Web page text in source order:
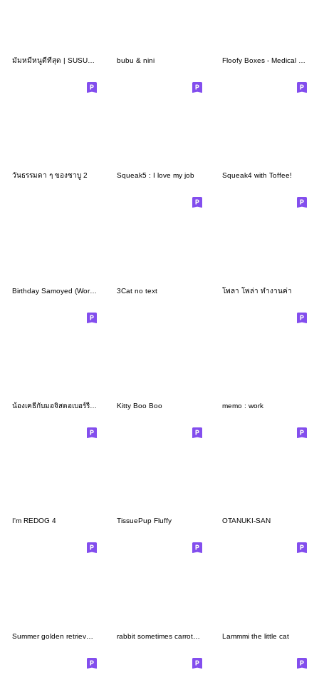
bubu & nini
วันธรรมดา ๆ ของชาบู 2 Squeak5 : I love my job Squeak4 with Toffee!
Birthday Samoyed (Work Hard Ver.) 3Cat no text โพลา โพล่า ทำงานค่า
Kitty Boo Boo memo : work
I'm REDOG 4 TissuePup Fluffy OTANUKI-SAN
Lammmi the little cat